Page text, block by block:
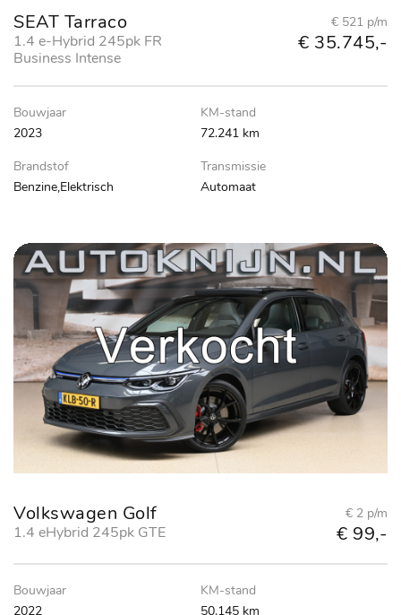
SEAT Tarraco
1.4 e-Hybrid 245pk FR
Business Intense
€ 521 p/m
€ 35.745,-
Bouwjaar
2023
KM-stand
72.241 km
Brandstof
Benzine,Elektrisch
Transmissie
Automaat
Volkswagen Golf
1.4 eHybrid 245pk GTE
€ 2 p/m
€ 99,-
Bouwjaar
2022
KM-stand
50.145 km